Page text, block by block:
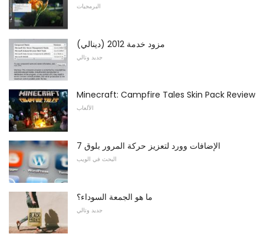
البرمجيات
مزود خدمة 2012 (دينالي)
جديد وتالي
Minecraft: Campfire Tales Skin Pack Review
الألعاب
7 الإضافات وورد لتعزيز حركة المرور بلوق
البحث في الويب
ما هو الجمعة السوداء؟
جديد وتالي